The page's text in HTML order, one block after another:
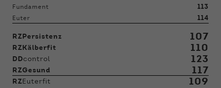
Fundament 113
Euter 114
RZPersistenz 107
RZKälberfit 110
DDcontrol 123
RZGesund 117
RZEuterfit 109